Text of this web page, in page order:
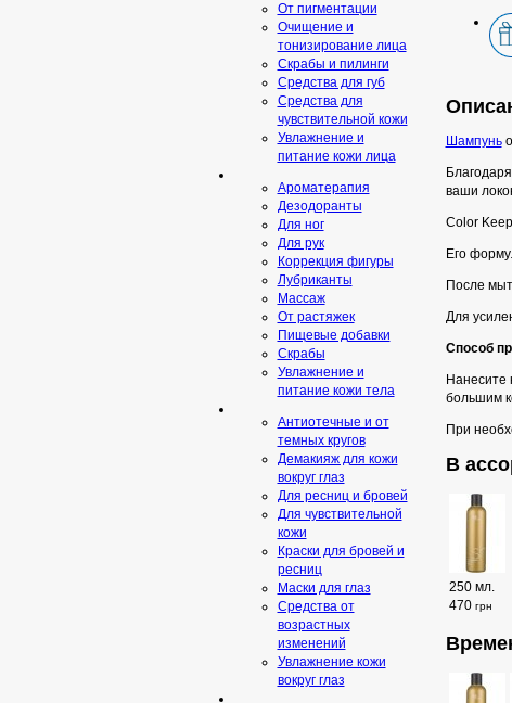
Шампунь
ваши
Color
Его
После
Для
Способ
Нанесите
большим
При
В
250 мл.
470 грн
От пигментации
Очищение и
тонизирование лица
Скрабы и пилинги
Средcтва для губ
Средства для
чувствительной кожи
Увлажнение и
питание кожи лица
Ароматерапия
Дезодоранты
Для ног
Для рук
Коррекция фигуры
Лубриканты
Массаж
От растяжек
Пищевые добавки
Скрaбы
Увлажнение и
питание кожи тела
Антиотечные и от
темных кругов
Демакияж для кожи
вокруг глаз
Для ресниц и бровей
Для чувствительной
кожи
Краски для бровей и
ресниц
Маски для глаз
Средства от
возрастных
изменений
Увлажнение кожи
вокруг глаз